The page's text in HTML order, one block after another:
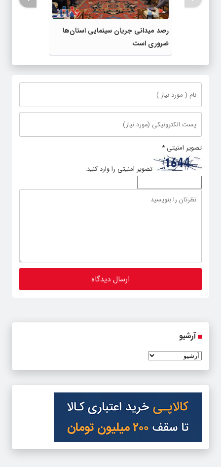
رصد میدانی جریان سینمایی استان‌ها
ضروری است
تصویر امنیتی *
تصویر امنیتی را وارد کنید:
آرشیو